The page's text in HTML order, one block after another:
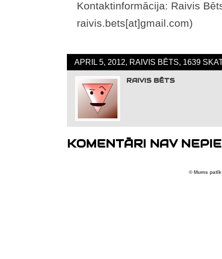
Kontaktinformācija: Raivis
raivis.bets[at]gmail.com)
APRIL 5, 2012, RAIVIS BĒTS, 1639
RAIVIS BĒTS
KOMENTĀRI NAV
© Mums